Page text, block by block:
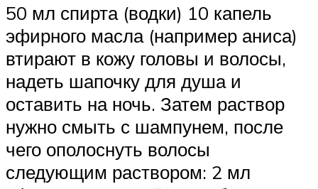
50 мл спирта (водки) 10 капель
эфирного масла (например аниса)
втирают в кожу головы и волосы,
надеть шапочку для душа и
оставить на ночь. Затем раствор
нужно смыть с шампунем, после
чего ополоснуть волосы
следующим раствором: 2 мл